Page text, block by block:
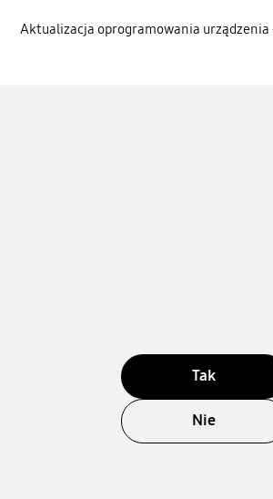
Aktualizacja oprogramowania urządzenia
Tak
Nie